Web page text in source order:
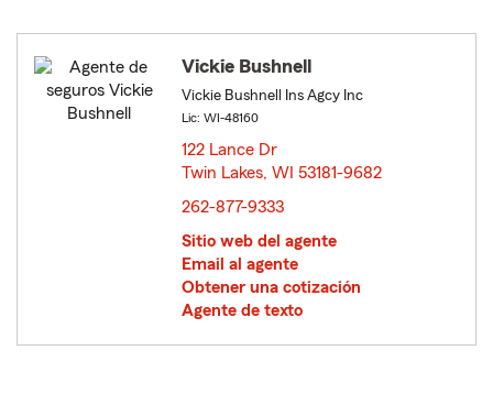
Vickie Bushnell
Vickie Bushnell Ins Agcy Inc
Lic: WI-48160
122 Lance Dr
Twin Lakes, WI 53181-9682
262-877-9333
Sitio web del agente
Email al agente
Obtener una cotización
Agente de texto